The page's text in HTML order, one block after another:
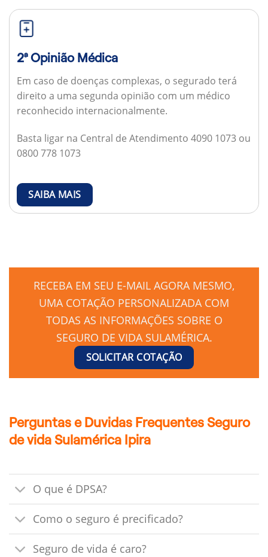
2ª Opinião Médica
Em caso de doenças complexas, o segurado terá
direito a uma segunda opinião com um médico
reconhecido internacionalmente.
Basta ligar na Central de Atendimento 4090 1073 ou
0800 778 1073
SAIBA MAIS
RECEBA EM SEU E-MAIL AGORA MESMO,
UMA COTAÇÃO PERSONALIZADA COM
TODAS AS INFORMAÇÕES SOBRE O
SEGURO DE VIDA SULAMÉRICA.
SOLICITAR COTAÇÃO
Perguntas e Duvidas Frequentes Seguro
de vida Sulamérica Ipira
O que é DPSA?
Como o seguro é precificado?
Seguro de vida é caro?